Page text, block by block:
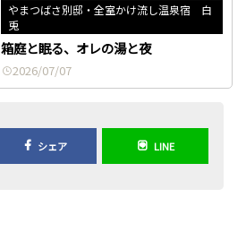
やまつばさ別邸・全室かけ流し温泉宿 白
兎
箱庭と眠る、オレの湯と夜
2026/07/07
シェア LINE